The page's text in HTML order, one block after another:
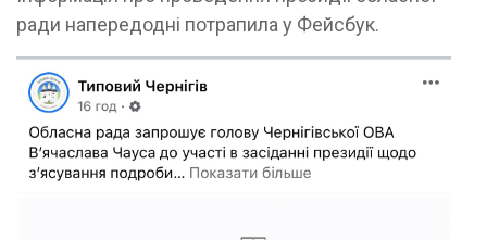
ради напередодні потрапила у Фейсбук.